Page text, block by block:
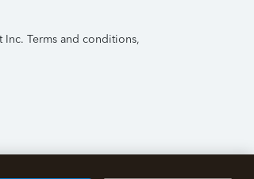
Terms and conditions,